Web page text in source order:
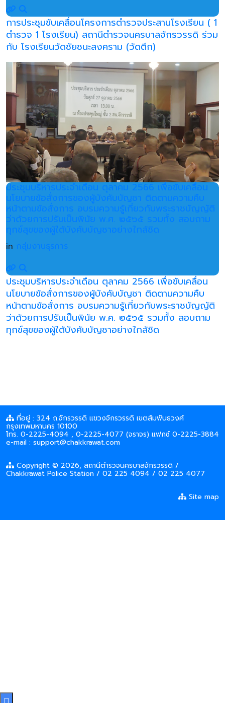
การประชุมขับเคลื่อนโครงการตำรวจประสานโรงเรียน ( 1
ตำธวจ 1 โรงเรียน) สถานีตำรวจนครบาลจักรวรรดิ ร่วม
กับ โรงเรียนวัดชัยชนะสงคราม (วัดตึก)
ประชุมบริหารประจำเดือน ตุลาคม 2566 เพื่อขับเคลื่อน
นโยบายข้อสั่งการของผู้บังคับบัญชา ติดตามความคืบ
หน้าตามข้อสั่งการ อบรมความรู้เกี่ยวกับพระราชบัญญัติ
ว่าด้วยการปรับเป็นพินัย พ.ศ. ๒๕๖๕ รวมทั้ง สอบถาม
ทุกข์สุขของผู้ใต้บังคับบัญชาอย่างใกล้ชิด
in กลุ่มงานธุรการ
ประชุมบริหารประจำเดือน ตุลาคม 2566 เพื่อขับเคลื่อน
นโยบายข้อสั่งการของผู้บังคับบัญชา ติดตามความคืบ
หน้าตามข้อสั่งการ อบรมความรู้เกี่ยวกับพระราชบัญญัติ
ว่าด้วยการปรับเป็นพินัย พ.ศ. ๒๕๖๕ รวมทั้ง สอบถาม
ทุกข์สุขของผู้ใต้บังคับบัญชาอย่างใกล้ชิด
ที่อยู่ : 324 ถ.จักรวรรดิ แขวงจักรวรรดิ เขตสัมพันธวงศ์
กรุงเทพมหานคร 10100
โทร. 0-2225-4094 , 0-2225-4077 (จราจร) แฟกซ์ 0-2225-3884
e-mail : support@chakkrawat.com
Copyright © 2026, สถานีตำรวจนครบาลจักรวรรดิ /
Chakkrawat Police Station / 02 225 4094 / 02 225 4077
Site map